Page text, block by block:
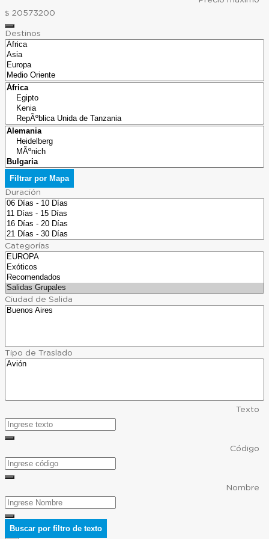
$ 20573200
Destinos
Filtrar por Mapa
Duración
Categorías
Ciudad de Salida
Tipo de Traslado
Texto
Código
Nombre
Buscar por filtro de texto